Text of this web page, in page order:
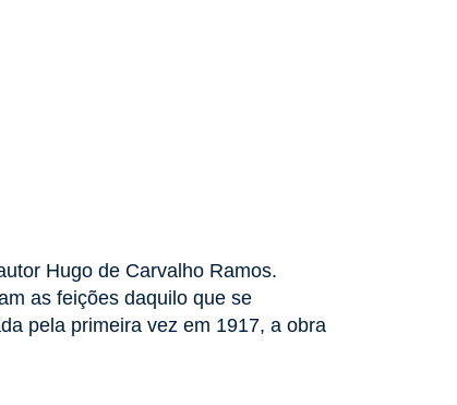
Hugo de Carvalho Ramos.
as feições daquilo que se
pela primeira vez em 1917, a obra